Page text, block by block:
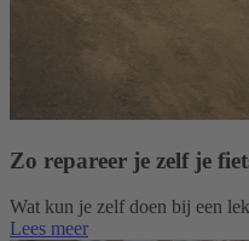
Zo repareer je zelf je
Wat kun je zelf doen bij een
Lees meer